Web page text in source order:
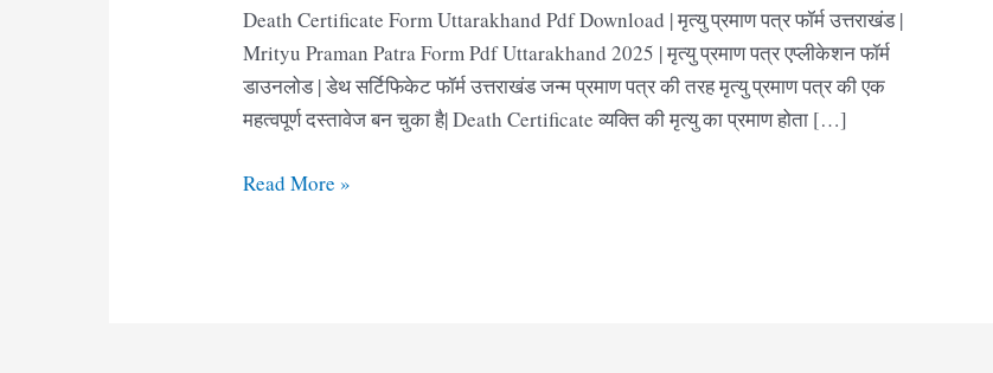
Death Certificate Form Uttarakhand Pdf Download | मृत्यु प्रमाण पत्र फॉर्म उत्तराखंड |
Mrityu Praman Patra Form Pdf Uttarakhand 2025 | मृत्यु प्रमाण पत्र एप्लीकेशन फॉर्म
डाउनलोड | डेथ सर्टिफिकेट फॉर्म उत्तराखंड जन्म प्रमाण पत्र की तरह मृत्यु प्रमाण पत्र की एक
महत्वपूर्ण दस्तावेज बन चुका है| Death Certificate व्यक्ति की मृत्यु का प्रमाण होता […]
Death
Read More »